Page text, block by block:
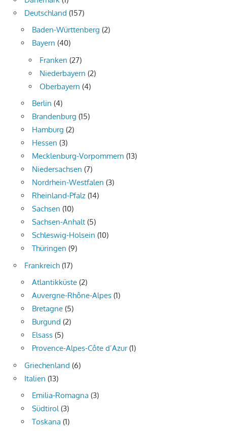
Deutschland (157)
Baden-Württenberg (2)
Bayern (40)
Franken (27)
Niederbayern (2)
Oberbayern (4)
Berlin (4)
Brandenburg (15)
Hamburg (2)
Hessen (3)
Mecklenburg-Vorpommern (13)
Niedersachsen (7)
Nordrhein-Westfalen (3)
Rheinland-Pfalz (14)
Sachsen (10)
Sachsen-Anhalt (5)
Schleswig-Holsein (10)
Thüringen (9)
Frankreich (17)
Atlantikküste (2)
Auvergne-Rhône-Alpes (1)
Bretagne (5)
Burgund (2)
Elsass (5)
Provence-Alpes-Côte d’Azur(1)
Griechenland (6)
Italien (13)
Emilia-Romagna (3)
Südtirol(3)
Toskana (1)